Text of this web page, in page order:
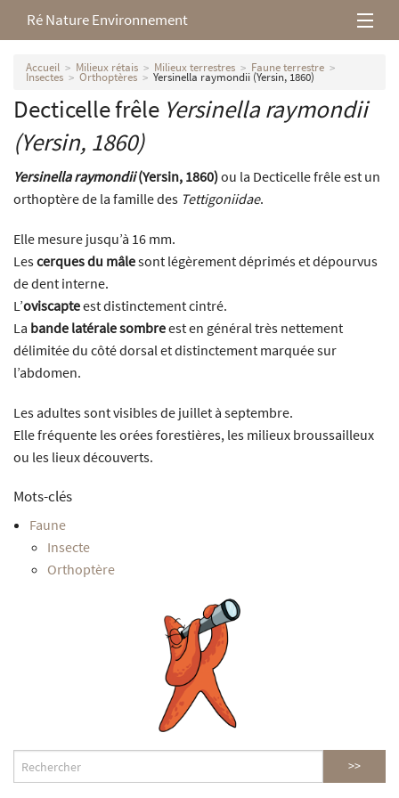
Ré Nature Environnement
L’association
Milieux rétais
Nos parutions
Accueil Milieux rétais Milieux terrestres Faune terrestre
Insectes Orthoptères Yersinella raymondii (Yersin, 1860)
Decticelle frêle Yersinella raymondii
(Yersin, 1860)
Yersinella raymondii(Yersin, 1860)ou la Decticelle frêle est un
orthoptère de la famille des Tettigoniidae.
Elle mesure jusqu’à 16 mm.
Lescerques du mâlesont légèrement déprimés et dépourvus
de dent interne.
L’oviscapteest distinctement cintré.
La bande latérale sombreest en général très nettement
délimitée du côté dorsal et distinctement marquée sur
l’abdomen.
Les adultes sont visibles de juillet à septembre.
Elle fréquente les orées forestières, les milieux broussailleux
ou les lieux découverts.
Mots-clés
Faune
Insecte
Orthoptère